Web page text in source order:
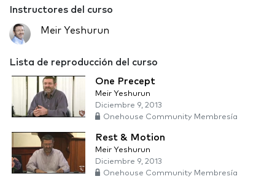
Instructores del curso
Meir Yeshurun
Lista de reproducción del curso
One Precept
Meir Yeshurun
Diciembre 9, 2013
Onehouse Community Membresía
Rest & Motion
Meir Yeshurun
Diciembre 9, 2013
Onehouse Community Membresía